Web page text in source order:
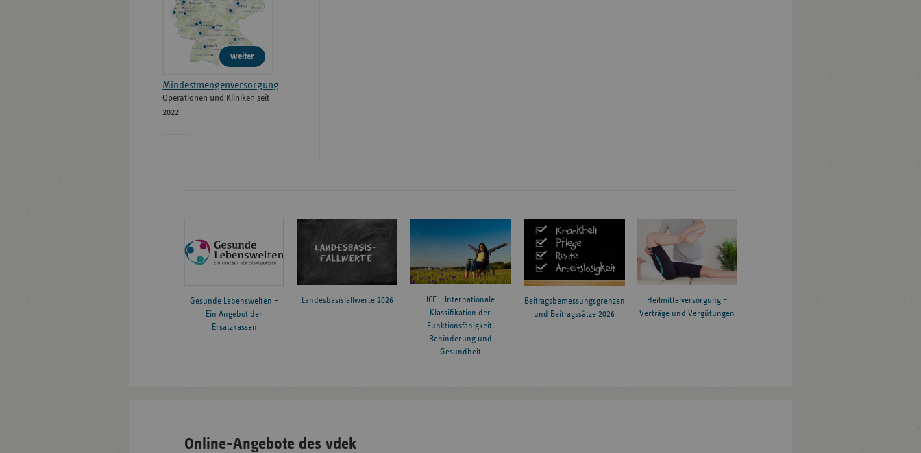
weiter
Mindestmengenversorgung
Operationen und Kliniken seit
2022
Gesunde Lebenswelten –
Ein Angebot der
Ersatzkassen
Landesbasisfallwerte 2026
ICF – Internationale
Klassifikation der
Funktionsfähigkeit,
Behinderung und
Gesundheit
Beitragsbemessungsgrenzen
und Beitragssätze 2026
Heilmittelversorgung –
Verträge und Vergütungen
Online-Angebote des vdek